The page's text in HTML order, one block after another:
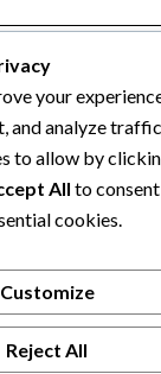
your
and analyze
to allow by
All to
cookies.
Customize
Reject All